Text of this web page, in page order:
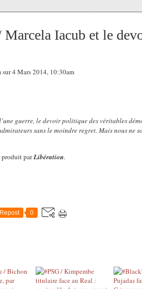
Iacub et le
4 Mars 2014, 10:30am
guerre, le devoir politique des véritables
sans le moindre regret. Mais nous ne
parLibération.
Repost 0